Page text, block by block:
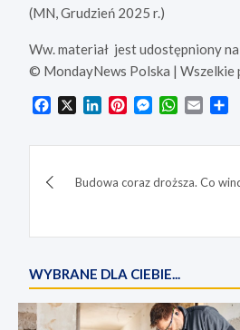
(MN, Grudzień 2025 r.)
Ww. materiał jest udostępniony
© MondayNews Polska | Wszelkie
b
e
e
M
e
W
s
l
e
wpisuBudowa coraz droższa. Co
WYBRANE DLA CIEBIE...